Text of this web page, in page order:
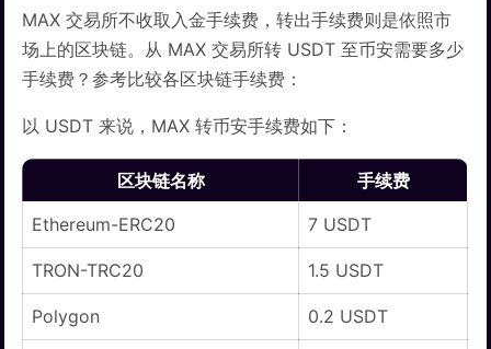
MAX 交易所不收取入金手续费，转出手续费则是依照市
场上的区块链。从 MAX 交易所转 USDT 至币安需要多少
手续费？参考比较各区块链手续费：
以 USDT 来说，MAX 转币安手续费如下：
区块链名称
手续费
Ethereum-ERC20
7 USDT
TRON-TRC20 1.5 USDT
Polygon 0.2 USDT